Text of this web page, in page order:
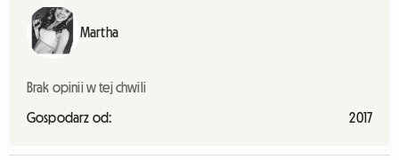
Martha
Brak opinii w tej chwili
Gospodarz od: 2017